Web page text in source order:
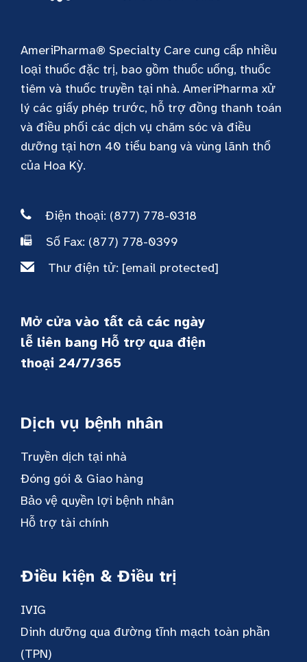
AmeriPharma® Specialty Care cung cấp nhiều
loại thuốc đặc trị, bao gồm thuốc uống, thuốc
tiêm và thuốc truyền tại nhà. AmeriPharma xử
lý các giấy phép trước, hỗ trợ đồng thanh toán
và điều phối các dịch vụ chăm sóc và điều
dưỡng tại hơn 40 tiểu bang và vùng lãnh thổ
của Hoa Kỳ.
Điện thoại: (877) 778-0318
Số Fax: (877) 778-0399
Thư điện tử: [email protected]
Mở cửa vào tất cả các ngày
lễ liên bang Hỗ trợ qua điện
thoại 24/7/365
Dịch vụ bệnh nhân
Truyền dịch tại nhà
Đóng gói & Giao hàng
Bảo vệ quyền lợi bệnh nhân
Hỗ trợ tài chính
Điều kiện & Điều trị
IVIG
Dinh dưỡng qua đường tĩnh mạch toàn phần
(TPN)